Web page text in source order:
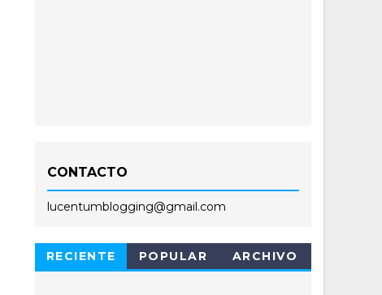
CONTACTO
lucentumblogging@gmail.com
RECIENTE POPULAR ARCHIVO